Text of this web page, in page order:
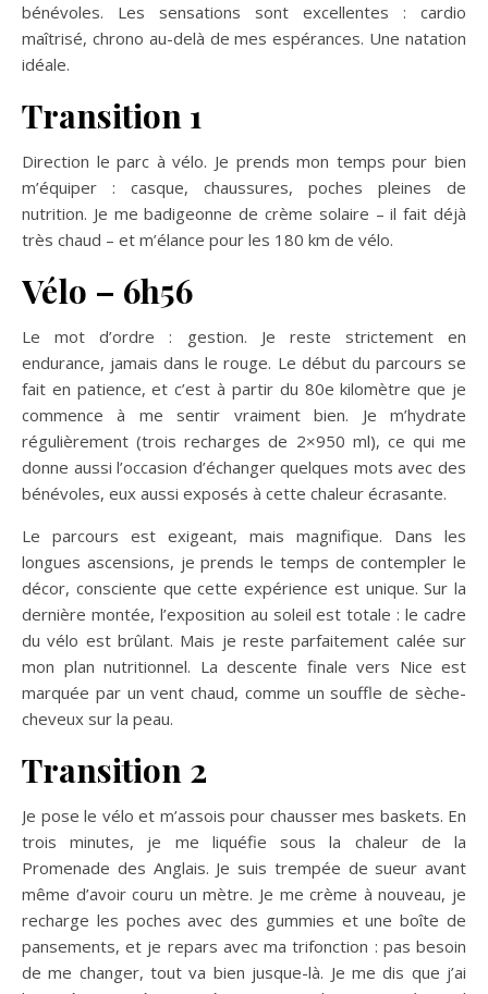
bénévoles. Les sensations sont excellentes : cardio
maîtrisé, chrono au-delà de mes espérances. Une natation
idéale.
Transition 1
Direction le parc à vélo. Je prends mon temps pour bien
m’équiper : casque, chaussures, poches pleines de
nutrition. Je me badigeonne de crème solaire – il fait déjà
très chaud – et m’élance pour les 180 km de vélo.
Vélo – 6h56
Le mot d’ordre : gestion. Je reste strictement en
endurance, jamais dans le rouge. Le début du parcours se
fait en patience, et c’est à partir du 80e kilomètre que je
commence à me sentir vraiment bien. Je m’hydrate
régulièrement (trois recharges de 2×950 ml), ce qui me
donne aussi l’occasion d’échanger quelques mots avec des
bénévoles, eux aussi exposés à cette chaleur écrasante.
Le parcours est exigeant, mais magnifique. Dans les
longues ascensions, je prends le temps de contempler le
décor, consciente que cette expérience est unique. Sur la
dernière montée, l’exposition au soleil est totale : le cadre
du vélo est brûlant. Mais je reste parfaitement calée sur
mon plan nutritionnel. La descente finale vers Nice est
marquée par un vent chaud, comme un souffle de sèche-
cheveux sur la peau.
Transition 2
Je pose le vélo et m’assois pour chausser mes baskets. En
trois minutes, je me liquéfie sous la chaleur de la
Promenade des Anglais. Je suis trempée de sueur avant
même d’avoir couru un mètre. Je me crème à nouveau, je
recharge les poches avec des gummies et une boîte de
pansements, et je repars avec ma trifonction : pas besoin
de me changer, tout va bien jusque-là. Je me dis que j’ai